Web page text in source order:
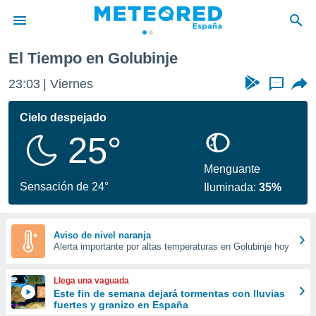
de
por
se
calidad.
a este
las
y
forma
digital
basada
El Tiempo en Golubinje
23:03 Viernes ...
Cielo despejado
25°
Sensación de 24°
Menguante
Iluminada:35%
Aviso de nivel naranja
Alerta importante por altas temperaturas en Golubinje hoy
Llega una vaguada
Este fin de semana dejará tormentas con lluvias
fuertes y granizo en España